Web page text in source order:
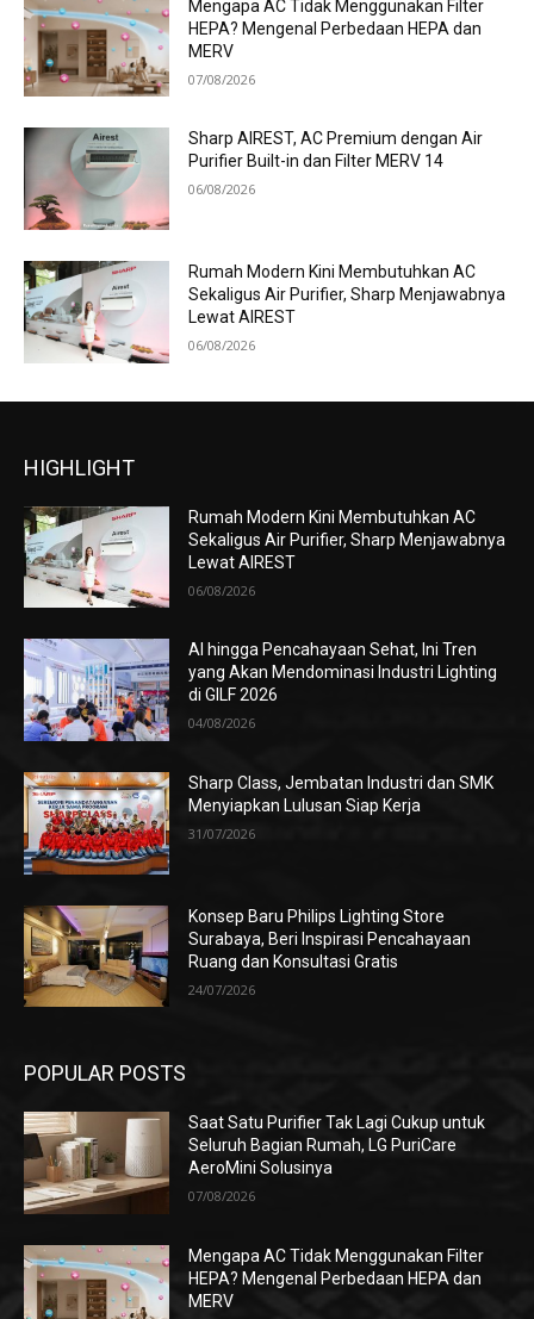
Mengapa AC Tidak Menggunakan Filter
HEPA? Mengenal Perbedaan HEPA dan
MERV
07/08/2026
Sharp AIREST, AC Premium dengan Air
Purifier Built-in dan Filter MERV 14
06/08/2026
Rumah Modern Kini Membutuhkan AC
Sekaligus Air Purifier, Sharp Menjawabnya
Lewat AIREST
06/08/2026
HIGHLIGHT
Rumah Modern Kini Membutuhkan AC
Sekaligus Air Purifier, Sharp Menjawabnya
Lewat AIREST
06/08/2026
AI hingga Pencahayaan Sehat, Ini Tren
yang Akan Mendominasi Industri Lighting
di GILF 2026
04/08/2026
Sharp Class, Jembatan Industri dan SMK
Menyiapkan Lulusan Siap Kerja
31/07/2026
Konsep Baru Philips Lighting Store
Surabaya, Beri Inspirasi Pencahayaan
Ruang dan Konsultasi Gratis
24/07/2026
POPULAR POSTS
Saat Satu Purifier Tak Lagi Cukup untuk
Seluruh Bagian Rumah, LG PuriCare
AeroMini Solusinya
07/08/2026
Mengapa AC Tidak Menggunakan Filter
HEPA? Mengenal Perbedaan HEPA dan
MERV